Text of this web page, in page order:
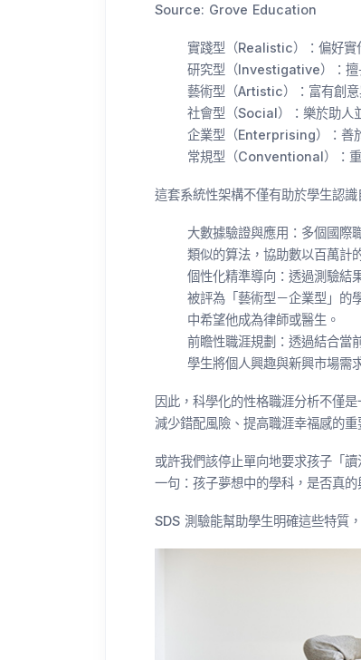
Source: Grove Education
實踐型（Realistic）：偏好實
研究型（Investigative）：擅
藝術型（Artistic）：富有創
社會型（Social）：樂於助人
企業型（Enterprising）：善
常規型（Conventional）：
這套系統性架構不僅有助於學生認
大數據驗證與應用：多個國
類似的算法，協助數以百萬計
個性化精準導向：透過測驗結
被評為「藝術型－企業型」
中希望他成為律師或醫生。
前瞻性職涯規劃：透過結合當
學生將個人興趣與新興市場需
因此，科學化的性格職涯分析不僅
減少錯配風險、提高職涯幸福感的重
或許我們該停止單向地要求孩子「
一句：孩子夢想中的學科，是否真
SDS 測驗能幫助學生明確這些特質